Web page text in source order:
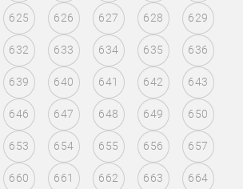
625 626 627 628 629
632 633 634 635 636
639 640 641 642 643
646 647 648 649 650
653 654 655 656 657
660 661 662 663 664